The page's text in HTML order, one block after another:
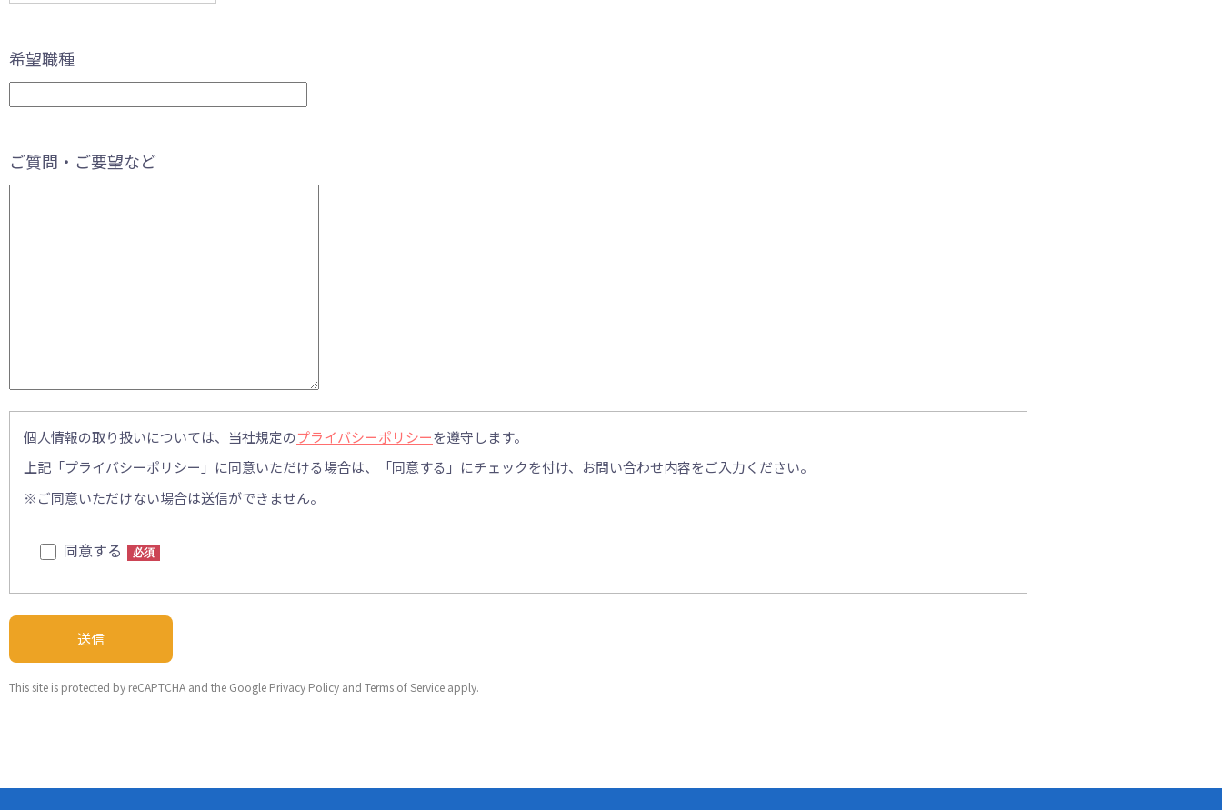
希望職種
ご質問・ご要望など
個人情報の取り扱いについては、当社規定のプライバシーポリシーを遵守します。
上記「プライバシーポリシー」に同意いただける場合は、「同意する」にチェックを付け、お問い合わせ内容をご入力ください。
※ご同意いただけない場合は送信ができません。
同意する 必須
This site is protected by reCAPTCHA and the Google Privacy Policy and Terms of Service apply.